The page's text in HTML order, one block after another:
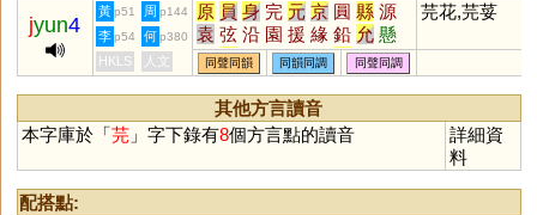
jyun4
黃 p51 周 p144 原 員 身 完 元 京 圓 縣 源
袁 弦 沿 園 援 緣 鉛 允 懸
烷 玄 丸 圜 猿 眩 沅 媛 紈
炫 轅 爰 隕 椽 黿 鳶 洹 刓
湲 螈 猨 邍 邧 櫞 壖 羱 蝯
蝝 榬 楥 嫄 鈆 堧 玆 捖 盷
杬 蚖 媴 笎 褑 鶢 鎱
榞 玹 豲 妶 溒 妧 撋 忨 犉
獂 抏 岏 伭 芄 騵 汍
芫花,芫荽
李 p54 何 p380
HKLS 人文 同聲同韻 同韻同調 同聲同調
其他方言讀音
本字庫於「芫」字下錄有8個方言點的讀音
詳細資
料
配搭點: